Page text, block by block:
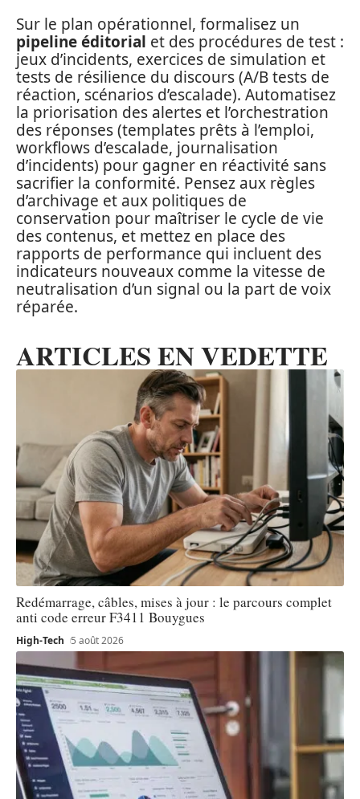
Sur le plan opérationnel, formalisez un
pipeline éditorial et des procédures de test :
jeux d’incidents, exercices de simulation et
tests de résilience du discours (A/B tests de
réaction, scénarios d’escalade). Automatisez
la priorisation des alertes et l’orchestration
des réponses (templates prêts à l’emploi,
workflows d’escalade, journalisation
d’incidents) pour gagner en réactivité sans
sacrifier la conformité. Pensez aux règles
d’archivage et aux politiques de
conservation pour maîtriser le cycle de vie
des contenus, et mettez en place des
rapports de performance qui incluent des
indicateurs nouveaux comme la vitesse de
neutralisation d’un signal ou la part de voix
réparée.
ARTICLES EN VEDETTE
Redémarrage, câbles, mises à jour : le parcours complet
anti code erreur F3411 Bouygues
High-Tech 5 août 2026